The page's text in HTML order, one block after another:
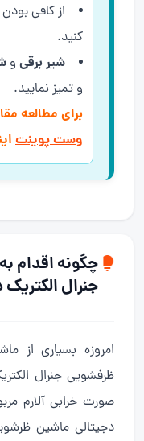
از کافی بودن
کنید.
شیر برقی و
و تمیز نمایید.
برای مطالعه
وست پوینت
چگونه اقدام
جنرال الکتریک
امروزه بسیاری از
ظرفشویی جنرال
صورت خرابی آلارم
دجیتالی ماشین